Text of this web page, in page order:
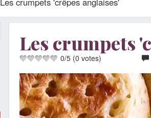
Les crumpets
0/5 (0 votes)